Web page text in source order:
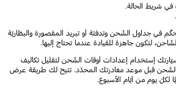
في جداول الشّحن وتدفئة أو تبريد المقصورة والبطّاريّة
لتكون جاهزة للقيادة عندما تحتاج إليها.
إستخدام إعدادات أوقات الشّحن لتقليل تكاليف
الشّحن قبل موعد مغادرتك المحدّد. تتيح لك طريقة عرض
لكلّ يوم من أيّام الأسبوع.